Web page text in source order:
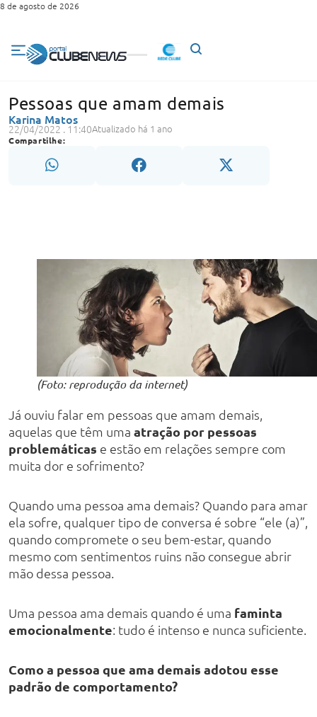
8 de agosto de 2026
Pessoas que amam demais
Karina Matos
22/04/2022 . 11:40Atualizado há 1 ano
Compartilhe:
(Foto: reprodução da internet)
Já ouviu falar em pessoas que amam demais,
aquelas que têm uma atração por pessoas
problemáticas e estão em relações sempre com
muita dor e sofrimento?
Quando uma pessoa ama demais? Quando para amar
ela sofre, qualquer tipo de conversa é sobre “ele (a)”,
quando compromete o seu bem-estar, quando
mesmo com sentimentos ruins não consegue abrir
mão dessa pessoa.
Uma pessoa ama demais quando é uma faminta
emocionalmente: tudo é intenso e nunca suficiente.
Como a pessoa que ama demais adotou esse
padrão de comportamento?